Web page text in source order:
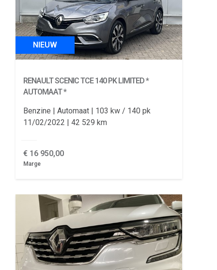
NIEUW
RENAULT SCENICTCE 140 PK LIMITED *
AUTOMAAT *
Benzine Automaat
103 kw / 140 pk
11/02/2022
42 529 km
€ 16 950,00
Marge